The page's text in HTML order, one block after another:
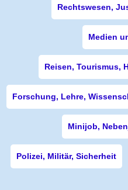
Rechtswesen,
Medien
Reisen, Tourismus,
Forschung, Lehre,
Minijob,
Polizei, Militär, Sicherheit